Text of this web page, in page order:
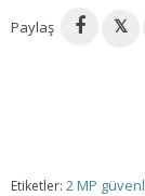
Paylaş 𝕏
Etiketler: 2 MP